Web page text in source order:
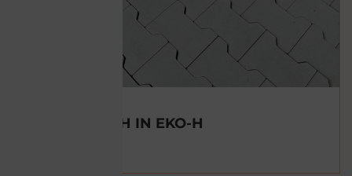
TLAKOVEC H IN EKO-H